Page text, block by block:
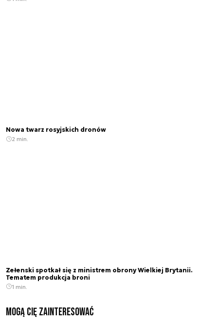
Nowa twarz rosyjskich dronów
2 min.
Zełenski spotkał się z ministrem obrony Wielkiej Brytanii.
Tematem produkcja broni
1 min.
Mogą Cię zainteresować